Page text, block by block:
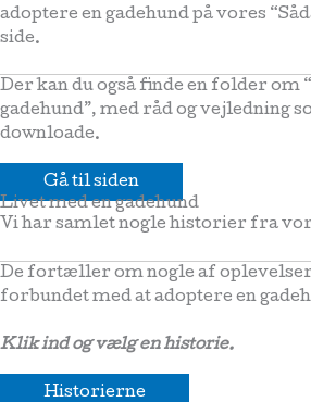
adoptere en gadehund på vores
side.
Der kan du også finde en folder om
gadehund”, med råd og vejledning
downloade.
Gå til siden
Livet med en gadehund
Vi har samlet nogle historier fra
De fortæller om nogle af
forbundet med at adoptere en
Klik ind og vælg en historie.
Historierne